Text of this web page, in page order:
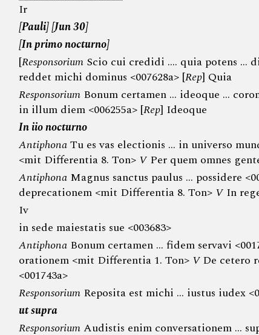
Ir
[Pauli] [Jun 30]
[In primo nocturno]
[Responsorium Scio cui credidi …. quia potens …
reddet michi dominus <007628a> [Rep] Quia
Responsorium Bonum certamen … ideoque …
in illum diem <006255a> [Rep] Ideoque
In iio nocturno
AntiphonaTu es vas electionis … in universo
<mit Differentia 8. Ton> V Per quem omnes
Antiphona Magnus sanctus paulus … possidere
deprecationem <mit Differentia 8. Ton> V In
Iv
in sede maiestatis sue <003683>
Antiphona Bonum certamen … fidem servavi
orationem <mit Differentia 1. Ton> VDe cetero
<001743a>
Responsorium Reposita est michi … iustus iudex
ut supra
ResponsoriumAudistis enim conversationem …